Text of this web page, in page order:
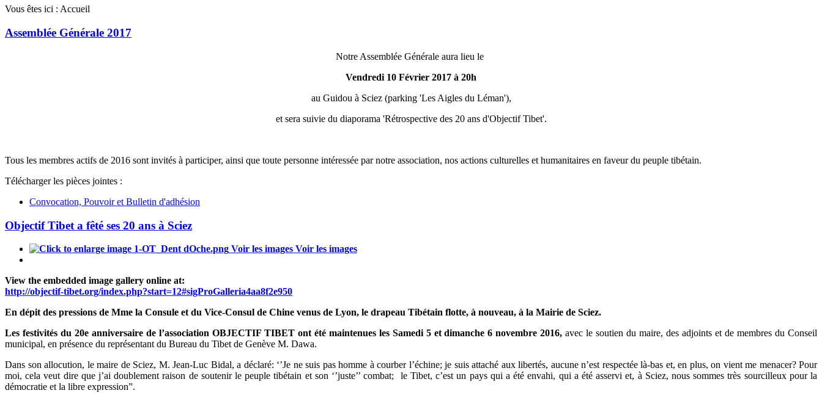
Vous êtes ici : Accueil
Assemblée Générale 2017
Notre Assemblée Générale aura lieu le
Vendredi 10 Février 2017 à 20h
au Guidou à Sciez (parking 'Les Aigles du Léman'),
et sera suivie du diaporama 'Rétrospective des 20 ans d'Objectif Tibet'.
Tous les membres actifs de 2016 sont invités à participer, ainsi que toute personne intéressée par notre association, nos actions culturelles et humanitaires en faveur du peuple tibétain.
Télécharger les pièces jointes :
Convocation, Pouvoir et Bulletin d'adhésion
Objectif Tibet a fêté ses 20 ans à Sciez
Voir les images Voir les images
View the embedded image gallery online at:
http://objectif-tibet.org/index.php?start=12#sigProGalleria4aa8f2e950
En dépit des pressions de Mme la Consule et du Vice-Consul de Chine venus de Lyon, le drapeau Tibétain flotte, à nouveau, à la Mairie de Sciez.
Les festivités du 20e anniversaire de l’association OBJECTIF TIBET ont été maintenues les Samedi 5 et dimanche 6 novembre 2016,avec le soutien du maire, des adjoints et de membres du Conseil
municipal, en présence du représentant du Bureau du Tibet de Genève M. Dawa.
Dans son allocution, le maire de Sciez, M. Jean-Luc Bidal, a déclaré: ‘’Je ne suis pas homme à courber l’échine; je suis attaché aux libertés, aucune n’est respectée là-bas et, en plus, on vient me menacer? Pour
moi, cela veut dire que j’ai doublement raison de soutenir le peuple tibétain et son ‘’juste’’ combat; le Tibet, c’est un pays qui a été envahi, qui a été asservi et, à Sciez, nous sommes très sourcilleux pour la
démocratie et la libre expression”.